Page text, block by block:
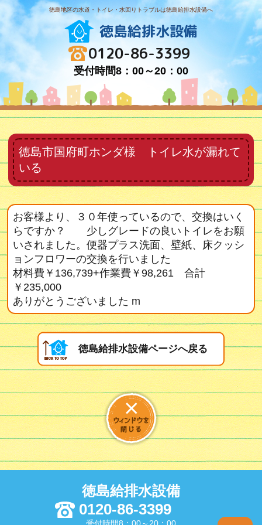
徳島地区の水道・トイレ・水回りトラブルは徳島給排水設備へ
徳島給排水設備
0120-86-3399
受付時間8：00～20：00
徳島市国府町ホンダ様 トイレ水が漏れて
いる
お客様より、３０年使っているので、交換はいく
らですか？ 少しグレードの良いトイレをお願
いされました。便器プラス洗面、壁紙、床クッシ
ョンフロワーの交換を行いました
材料費￥136,739+作業費￥98,261 合計
￥235,000
ありがとうございました m
徳島給排水設備ページへ戻る
徳島給排水設備
0120-86-3399